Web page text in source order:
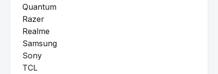
Quantum
Razer
Realme
Samsung
Sony
TCL